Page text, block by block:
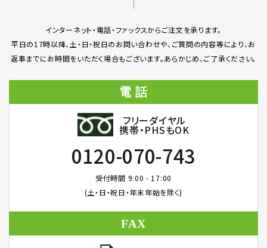
インターネット・電話・ファックスからご注文を承ります。
平日の17時以降、土・日・祝日のお問い合わせや、ご質問の内容等により、お
返事までにお時間をいただく場合もございます。あらかじめ、ご了承ください。
電 話
フリーダイヤル
携帯・PHSもOK
0120-070-743
受付時間 9:00 - 17:00
(土・日・祝日・年末年始を除く)
FAX